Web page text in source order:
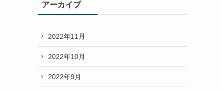
アーカイブ
2022年11月
2022年10月
2022年9月